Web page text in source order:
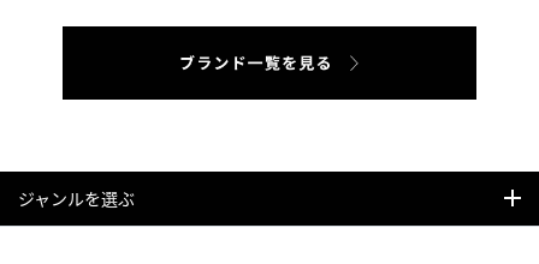
ジャンルを選ぶ